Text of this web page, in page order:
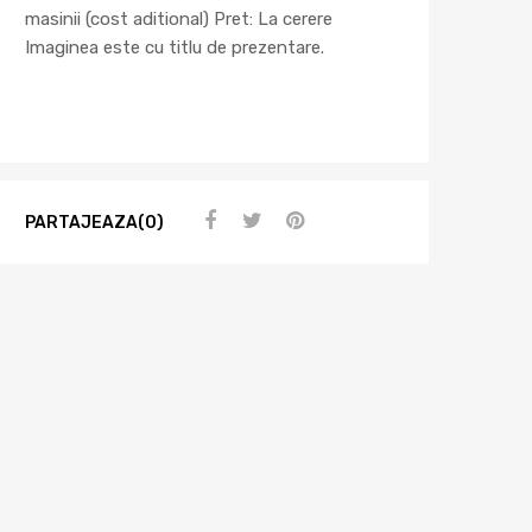
masinii (cost aditional) Pret: La cerere
Imaginea este cu titlu de prezentare.
PARTAJEAZA(0)